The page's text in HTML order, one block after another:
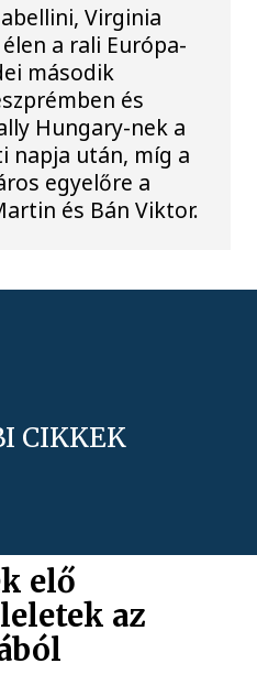
Virginia
a rali Európa-
második
és
Hungary-nek a
napja után, míg a
egyelőre a
és Bán Viktor.
CIKKEK
elő
az